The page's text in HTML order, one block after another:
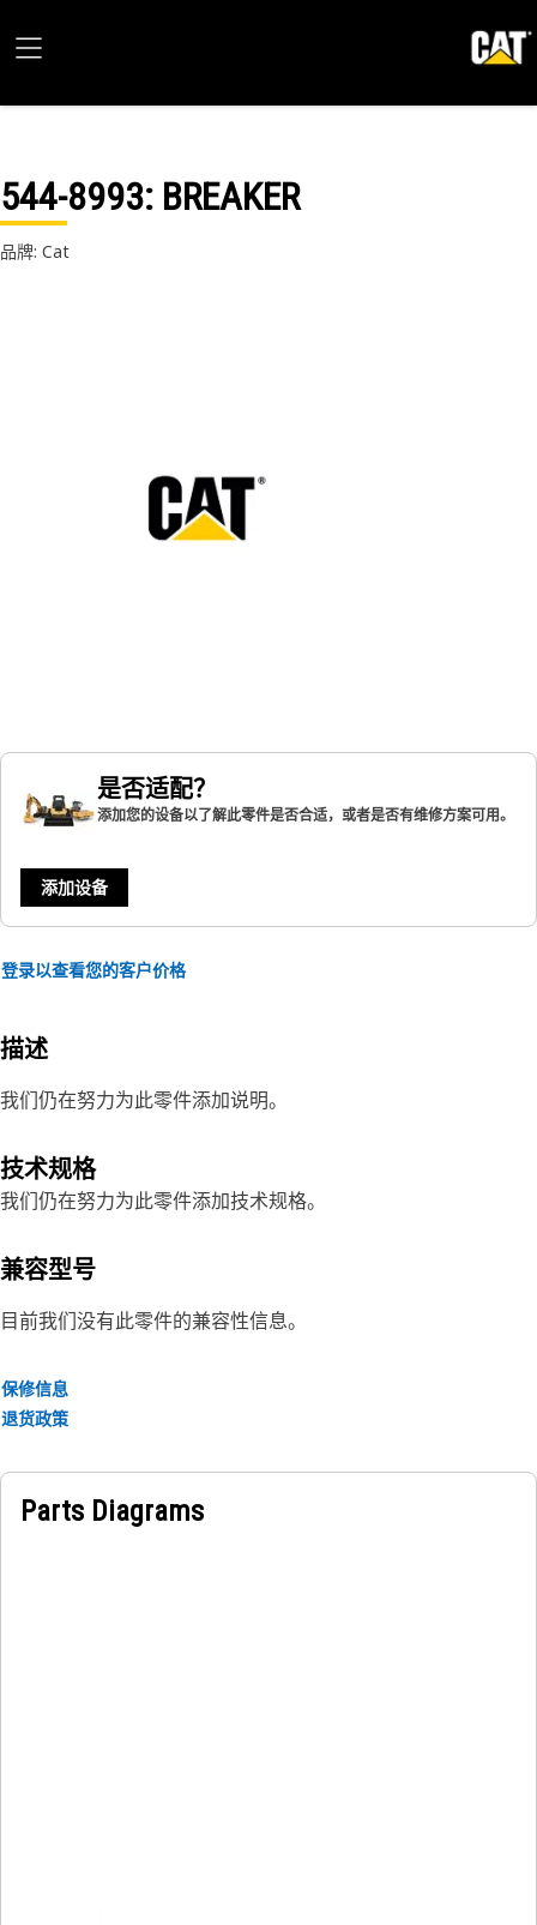
544-8993: BREAKER
品牌: Cat
是否适配？
添加您的设备以了解此零件是否合适，或者是否有维修方案可用。
添加设备
登录以查看您的客户价格
描述
我们仍在努力为此零件添加说明。
技术规格
我们仍在努力为此零件添加技术规格。
兼容型号
目前我们没有此零件的兼容性信息。
保修信息
退货政策
Parts Diagrams